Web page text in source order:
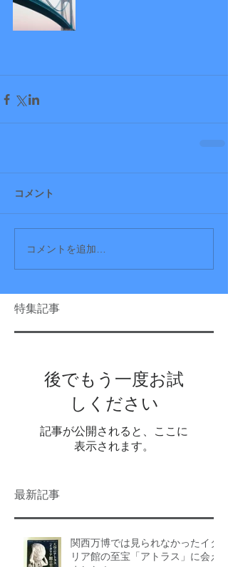
最新記事
特集記事
コメント
コメントを追加…
後でもう一度お試
しください
記事が公開されると、ここに
表示されます。
関西万博では見られなかったイタ
リア館の至宝「アトラス」に会え